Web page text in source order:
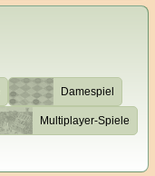
Damespiel
Multiplayer-Spiele